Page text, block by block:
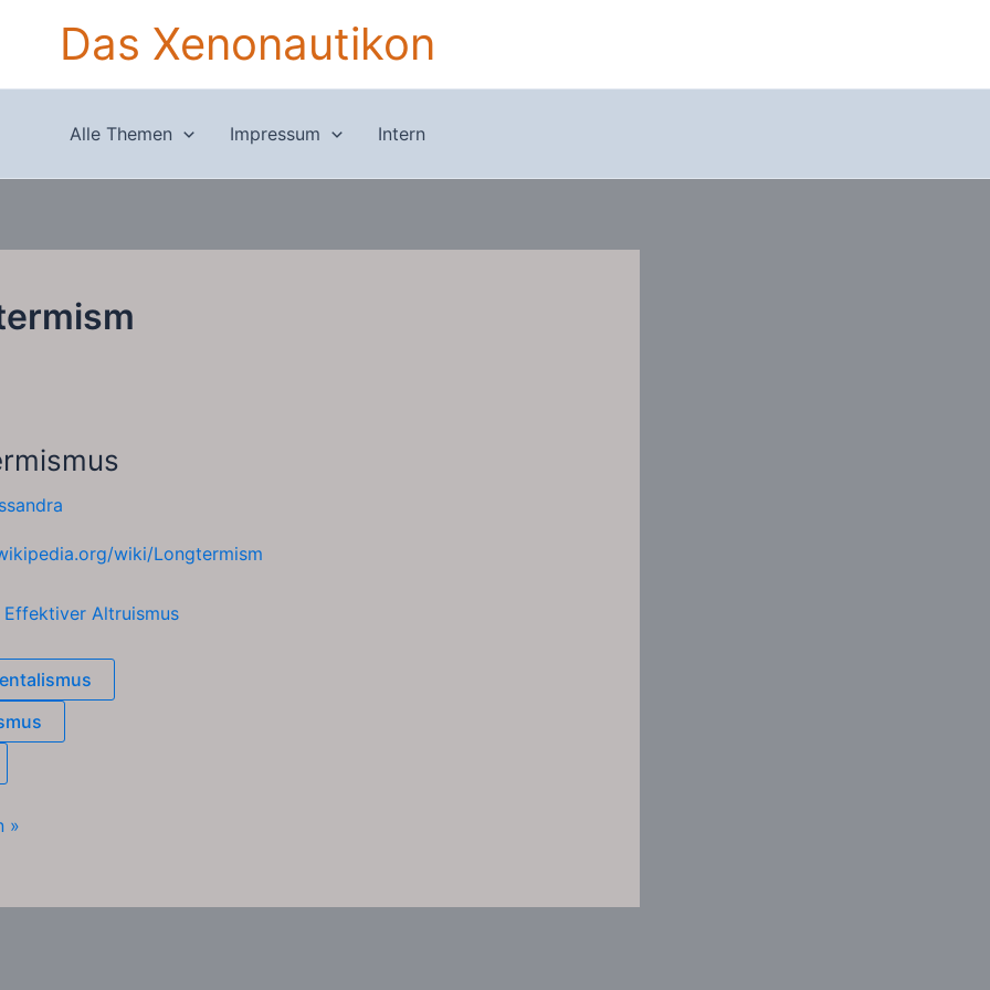
Das Xenonautikon
Alle Themen Impressum Intern
wiki/Longtermism
Effektiver Altruismus
»